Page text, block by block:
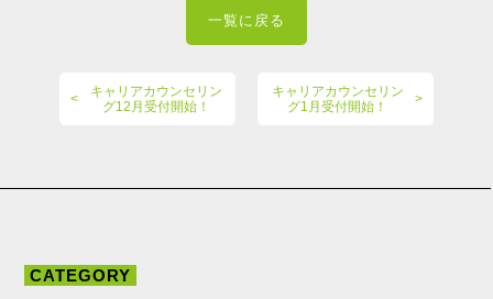
キャリアカウンセリン
グ12月受付開始！
一覧に戻る
キャリアカウンセリン
グ1月受付開始！
CATEGORY